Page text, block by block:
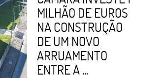
MILHÃO DE EUROS
NA CONSTRUÇÃO
DE UM NOVO
ARRUAMENTO
ENTRE A ...